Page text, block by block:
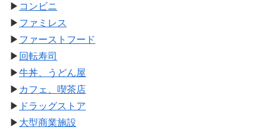
▶ コンビニ
▶ ファミレス
▶ ファーストフード
▶ 回転寿司
▶牛丼、うどん屋
▶ カフェ、喫茶店
▶ ドラッグストア
▶ 大型商業施設